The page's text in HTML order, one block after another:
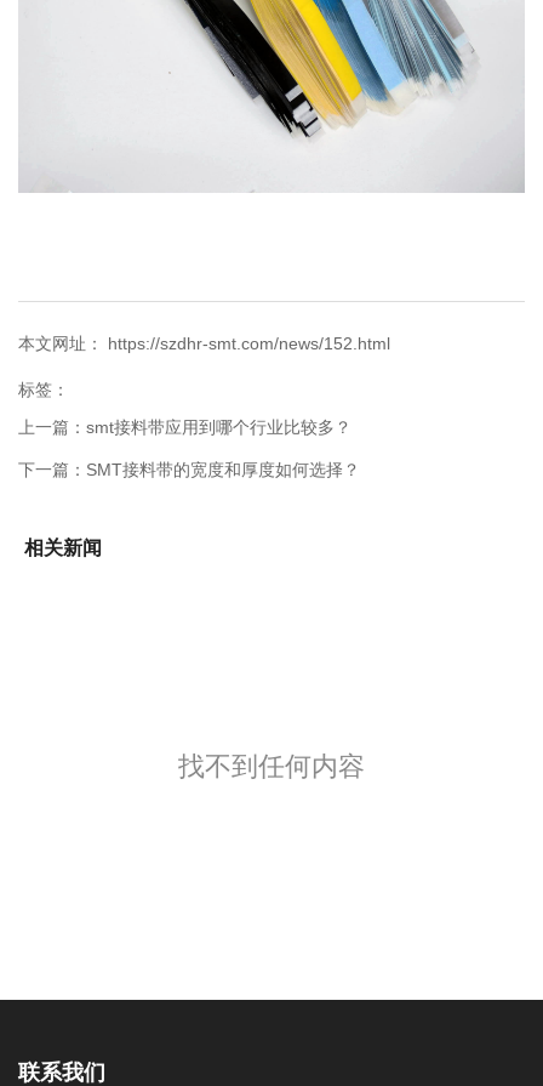
本文网址： https://szdhr-smt.com/news/152.html
标签：
上一篇： smt接料带应用到哪个行业比较多？
下一篇： SMT接料带的宽度和厚度如何选择？
相关新闻
找不到任何内容
联系我们